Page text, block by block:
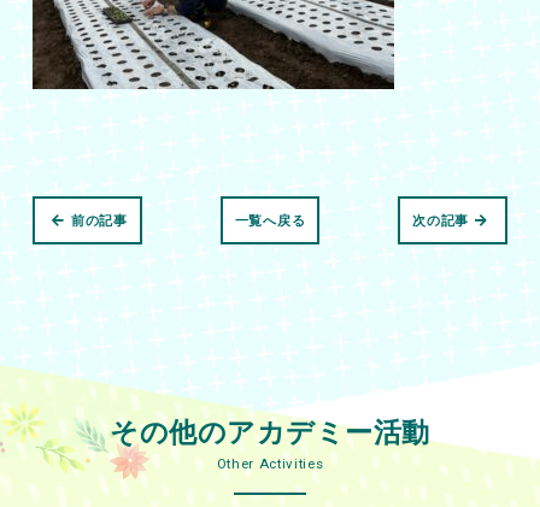
次の記事
一覧へ戻る
前の記事
その他のアカデミー活動
Other Activities